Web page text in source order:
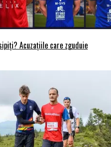
Acuzațiile care zguduie